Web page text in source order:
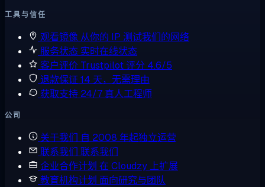
工具与信任
观看镜像 从你的 IP 测试我们的网络
服务状态 实时在线状态
客户评价 Trustpilot 评分 4.6/5
退款保证 14 天，无需理由
获取支持 24/7 真人工程师
公司
关于我们 自 2008 年起独立运营
联系我们 联系我们
企业合作计划 在 Cloudzy 上扩展
教育机构计划 面向研究与团队